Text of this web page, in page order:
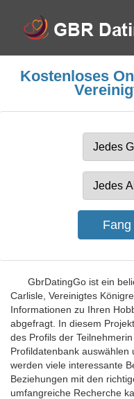
Kostenloses
GbrDatingGo ist ein
Carlisle, Vereinigtes
Informationen zu Ihren
abgefragt. In diesem
des Profils der
Profildatenbank
werden viele interessante
Beziehungen mit den
umfangreiche Recherche